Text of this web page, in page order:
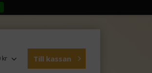
kr Till kassan